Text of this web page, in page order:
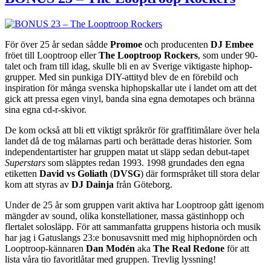
För över 25 år sedan sådde Promoe och producenten DJ Embee
fröet till Looptroop ellerThe Looptroop Rockers, som under 90-
talet och fram till idag, skulle bli en av Sverige viktigaste hiphop-
grupper. Med sin punkiga DIY-attityd blev de en förebild och
inspiration för många svenska hiphopskallar ute i landet om att det
gick att pressa egen vinyl, banda sina egna demotapes och bränna
sina egna cd-r-skivor.
De kom också att bli ett viktigt språkrör för graffitimålare över hela
landet då de tog målarnas parti och berättade deras historier. Som
independentartister har gruppen matat ut släpp sedan debut-tapet
Superstars som släpptes redan 1993. 1998 grundades den egna
etiketten David vs Goliath (DVSG) där formspråket till stora delar
kom att styras av DJ Dainja från Göteborg.
Under de 25 år som gruppen varit aktiva har Looptroop gått igenom
mängder av sound, olika konstellationer, massa gästinhopp och
flertalet solosläpp. För att sammanfatta gruppens historia och musik
har jag i Gatuslangs 23:e bonusavsnitt med mig hiphopnörden och
Looptroop-kännaren Dan Modén aka The Real Redone för att
lista våra tio favoritlåtar med gruppen. Trevlig lyssning!